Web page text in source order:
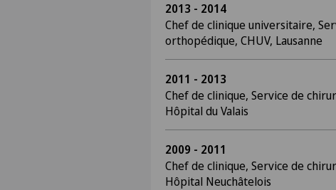
2013 - 2014
Chef de clinique universitaire,
orthopédique, CHUV, Lausanne
2011 - 2013
Chef de clinique, Service de
Hôpital du Valais
2009 - 2011
Chef de clinique, Service de
Hôpital Neuchâtelois